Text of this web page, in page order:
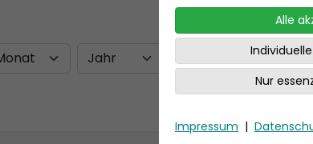
Alle
Nur
Impressum |